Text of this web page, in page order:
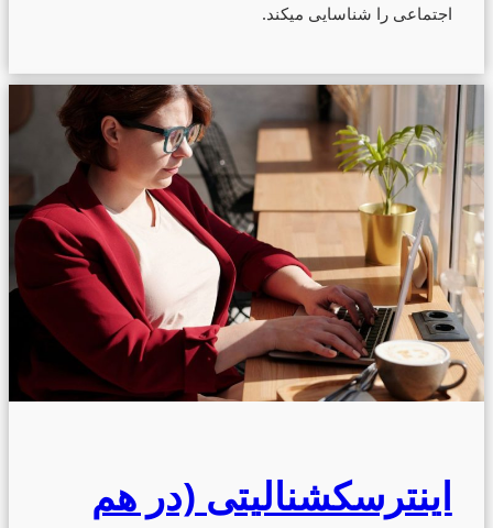
اجتماعی را شناسایی میکند.
اینترسکشنالیتی (در هم